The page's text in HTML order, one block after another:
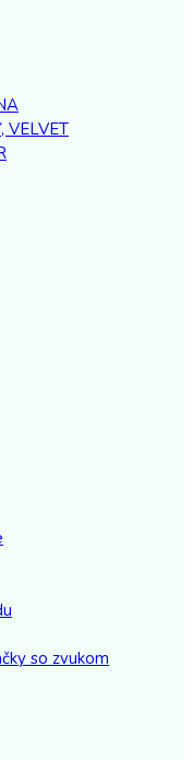
VELVET
so zvukom